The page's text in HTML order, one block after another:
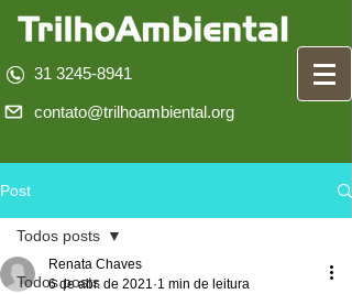
31 3245-8941
contato@trilhoambiental.org
Post
Todos posts
Todos posts
Renata Chaves
6 de abr. de 2021 1 min de leitura